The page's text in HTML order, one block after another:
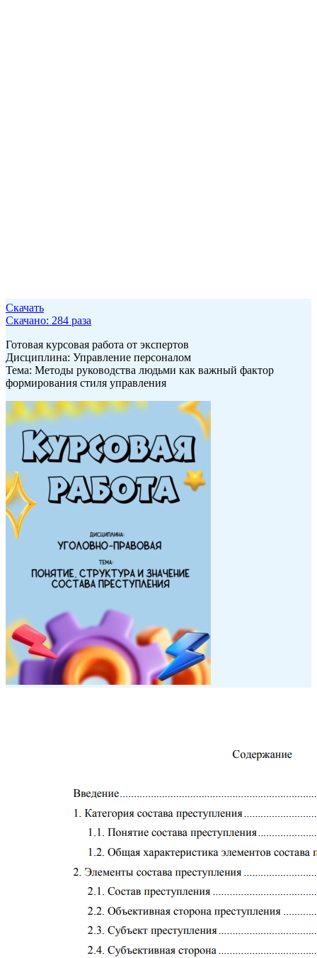
Скачать
Скачано: 284 раза
Готовая курсовая работа от экспертов
Дисциплина: Управление персоналом
Тема: Методы руководства людьми как важный фактор
формирования стиля управления